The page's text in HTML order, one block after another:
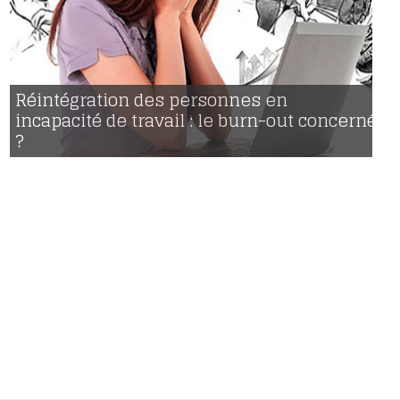
Réintégration des personnes en
incapacité de travail : le burn-out concerné
?
voir
30 | 11 | 2016
2051